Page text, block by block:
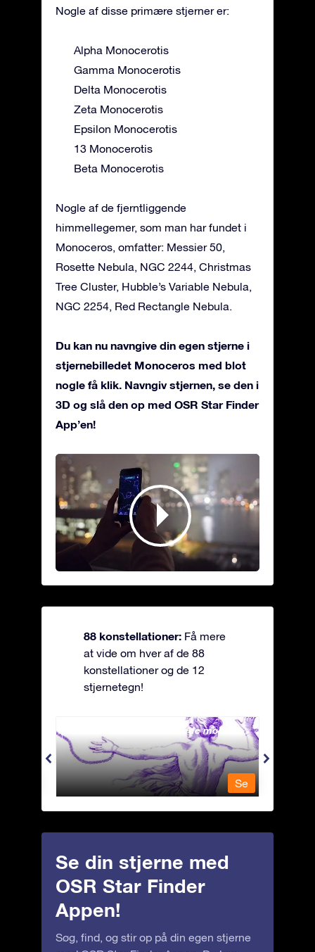
Nogle af disse primære stjerner er:
Alpha Monocerotis
Gamma Monocerotis
Delta Monocerotis
Zeta Monocerotis
Epsilon Monocerotis
13 Monocerotis
Beta Monocerotis
Nogle af de fjerntliggende
himmellegemer, som man har fundet i
Monoceros, omfatter: Messier 50,
Rosette Nebula, NGC 2244, Christmas
Tree Cluster, Hubble’s Variable Nebula,
NGC 2254, Red Rectangle Nebula.
Du kan nu navngive din egen stjerne i
stjernebilledet Monoceros med blot
nogle få klik. Navngiv stjernen, se den i
3D og slå den op med OSR Star Finder
App’en!
88 konstellationer: Få mere
at vide om hver af de 88
konstellationer og de 12
stjernetegn!
Andromeda - Den lænkede mø
Se
Se din stjerne med
OSR Star Finder
Appen!
Søg, find, og stir op på din egen stjerne